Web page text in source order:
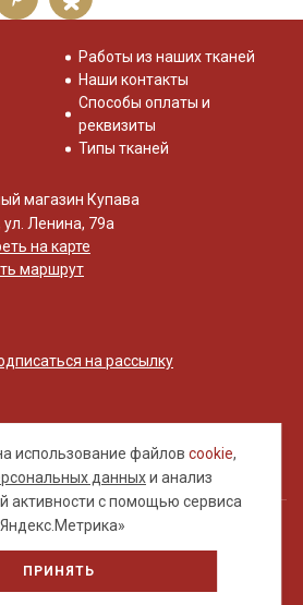
использование файловcookie,
данныхи анализ
активности с помощью сервиса
ПРИНЯТЬ
Работы из наших тканей
Наши контакты
Способы оплаты и
реквизиты
Типы тканей
магазин Купава
ул. Ленина, 79а
на карте
маршрут
на рассылку
публичной
данных